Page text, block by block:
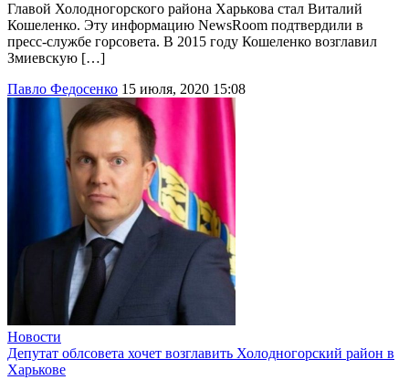
Главой Холодногорского района Харькова стал Виталий
Кошеленко. Эту информацию NewsRoom подтвердили в
пресс-службе горсовета. В 2015 году Кошеленко возглавил
Змиевскую […]
Павло Федосенко 15 июля, 2020 15:08
Новости
Депутат облсовета хочет возглавить Холодногорский район в
Харькове